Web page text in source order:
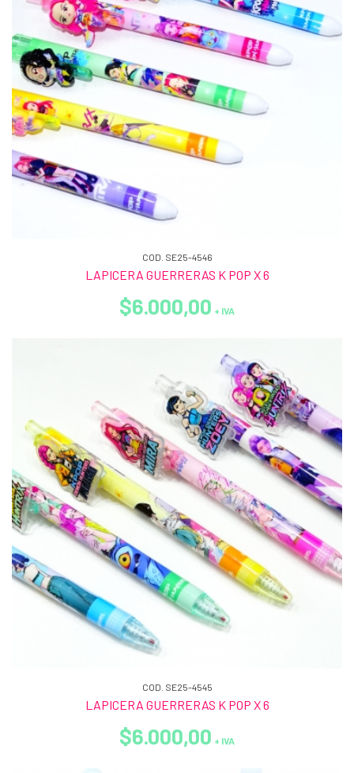
COD. SE25-4546
LAPICERA GUERRERAS K POP X 6
$6.000,00 + IVA
COD. SE25-4545
LAPICERA GUERRERAS K POP X 6
$6.000,00 + IVA